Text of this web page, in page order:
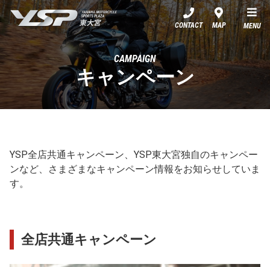
YSP東大宮
CONTACT MAP MENU
CAMPAIGN
キャンペーン
YSP全店共通キャンペーン、YSP東大宮独自のキャンペー
ンなど、さまざまなキャンペーン情報をお知らせしていま
す。
全店共通キャンペーン